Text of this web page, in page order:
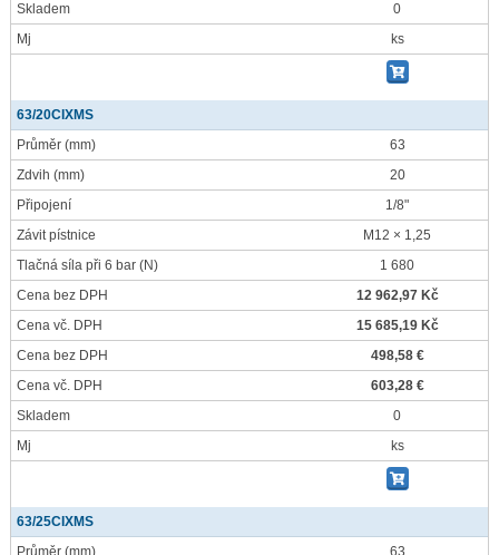
Skladem
0
Mj
ks
63/20CIXMS
Průměr (mm)
63
Zdvih (mm)
20
Připojení
1/8"
Závit pístnice
M12 × 1,25
Tlačná síla při 6 bar (N)
1 680
Cena bez DPH
12 962,97 Kč
Cena vč. DPH
15 685,19 Kč
Cena bez DPH
498,58 €
Cena vč. DPH
603,28 €
Skladem
0
Mj
ks
63/25CIXMS
Průměr (mm)
63